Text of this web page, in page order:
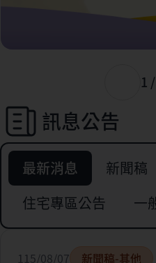
1
訊息公告
最新消息 新聞稿
住宅專區公告
一
115/08/07 新聞稿-其他